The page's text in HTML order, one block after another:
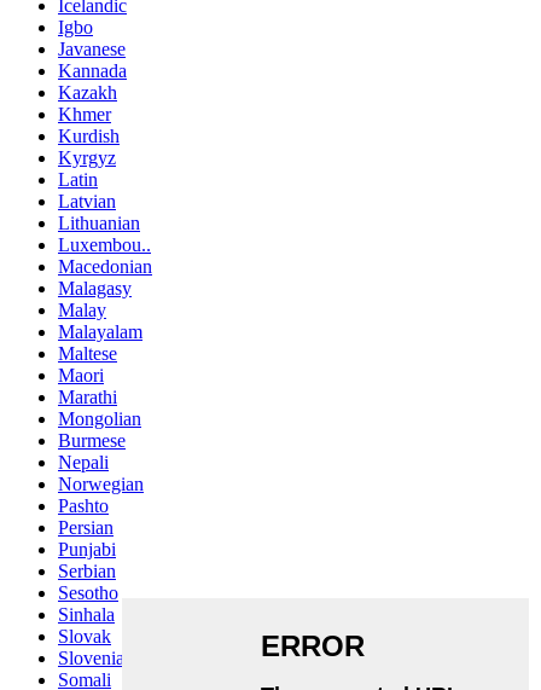
Icelandic
Igbo
Javanese
Kannada
Kazakh
Khmer
Kurdish
Kyrgyz
Latin
Latvian
Lithuanian
Luxembou..
Macedonian
Malagasy
Malay
Malayalam
Maltese
Maori
Marathi
Mongolian
Burmese
Nepali
Norwegian
Pashto
Persian
Punjabi
Serbian
Sesotho
Sinhala
Slovak
Slovenian
Somali